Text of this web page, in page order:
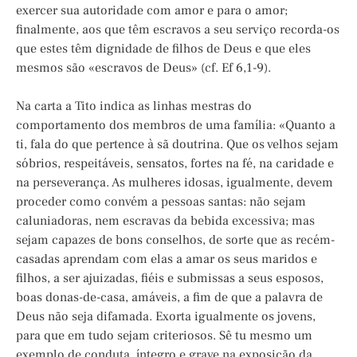
exercer sua autoridade com amor e para o amor;
finalmente, aos que têm escravos a seu serviço recorda-os
que estes têm dignidade de filhos de Deus e que eles
mesmos são «escravos de Deus» (cf. Ef 6,1-9).
Na carta a Tito indica as linhas mestras do
comportamento dos membros de uma família: «Quanto a
ti, fala do que pertence à sã doutrina. Que os velhos sejam
sóbrios, respeitáveis, sensatos, fortes na fé, na caridade e
na perseverança. As mulheres idosas, igualmente, devem
proceder como convém a pessoas santas: não sejam
caluniadoras, nem escravas da bebida excessiva; mas
sejam capazes de bons conselhos, de sorte que as recém-
casadas aprendam com elas a amar os seus maridos e
filhos, a ser ajuizadas, fiéis e submissas a seus esposos,
boas donas-de-casa, amáveis, a fim de que a palavra de
Deus não seja difamada. Exorta igualmente os jovens,
para que em tudo sejam criteriosos. Sê tu mesmo um